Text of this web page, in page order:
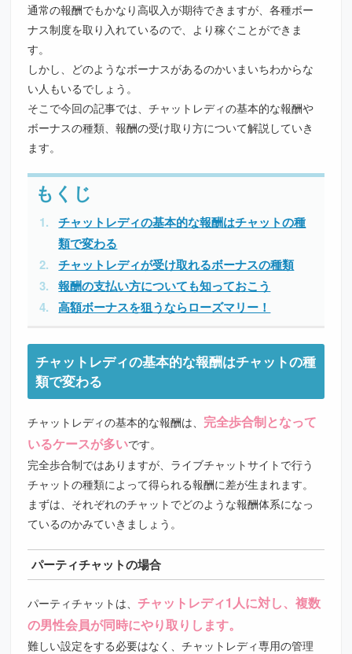
通常の報酬でもかなり高収入が期待できますが、各種ボー
ナス制度を取り入れているので、より稼ぐことができま
す。
しかし、どのようなボーナスがあるのかいまいちわからな
い人もいるでしょう。
そこで今回の記事では、チャットレディの基本的な報酬や
ボーナスの種類、報酬の受け取り方について解説していき
ます。
チャットレディの基本的な報酬はチャットの種
類で変わる
チャットレディが受け取れるボーナスの種類
報酬の支払い方についても知っておこう
高額ボーナスを狙うならローズマリー！
チャットレディの基本的な報酬はチャットの種
類で変わる
チャットレディの基本的な報酬は、 完全歩合制となって
いるケースが多いです。
完全歩合制ではありますが、ライブチャットサイトで行う
チャットの種類によって得られる報酬に差が生まれます。
まずは、それぞれのチャットでどのような報酬体系になっ
ているのかみていきましょう。
パーティチャットの場合
パーティチャットは、 チャットレディ1人に対し、複数
の男性会員が同時にやり取りします。
難しい設定をする必要はなく、チャットレディ専用の管理